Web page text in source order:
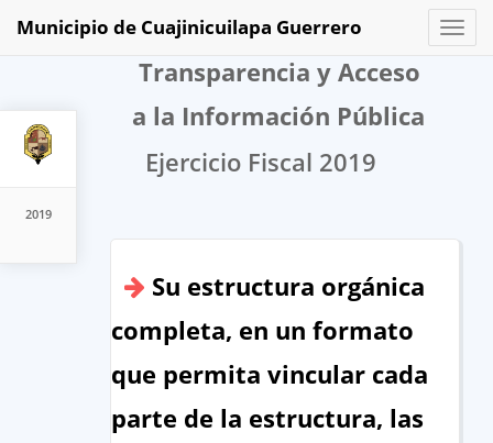
2019
Toggle
Municipio de Cuajinicuilapa Guerrero
Transparencia y Acceso
a la Información Pública
Ejercicio Fiscal 2019
Su estructura orgánica
completa, en un formato
que permita vincular cada
parte de la estructura, las